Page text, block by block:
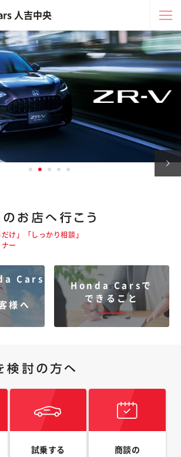
人吉中央
だけ」「しっかり相談」
ー
Cars
様へ
Honda Carsで
できること
試乗する
商談の